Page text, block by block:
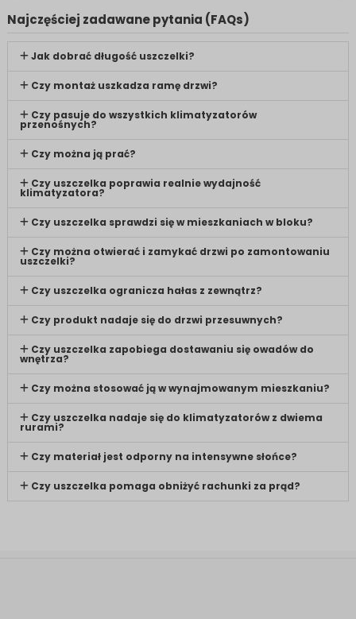
Najczęściej zadawane pytania (FAQs)
Jak dobrać długość uszczelki?
Czy montaż uszkadza ramę drzwi?
Czy pasuje do wszystkich klimatyzatorów
przenośnych?
Czy można ją prać?
Czy uszczelka poprawia realnie wydajność
klimatyzatora?
Czy uszczelka sprawdzi się w mieszkaniach w bloku?
Czy można otwierać i zamykać drzwi po zamontowaniu
uszczelki?
Czy uszczelka ogranicza hałas z zewnątrz?
Czy produkt nadaje się do drzwi przesuwnych?
Czy uszczelka zapobiega dostawaniu się owadów do
wnętrza?
Czy można stosować ją w wynajmowanym mieszkaniu?
Czy uszczelka nadaje się do klimatyzatorów z dwiema
rurami?
Czy materiał jest odporny na intensywne słońce?
Czy uszczelka pomaga obniżyć rachunki za prąd?